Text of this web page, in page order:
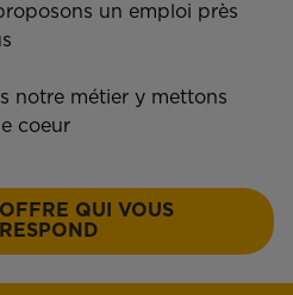
un emploi près
notre métier y mettons
coeur
QUI VOUS